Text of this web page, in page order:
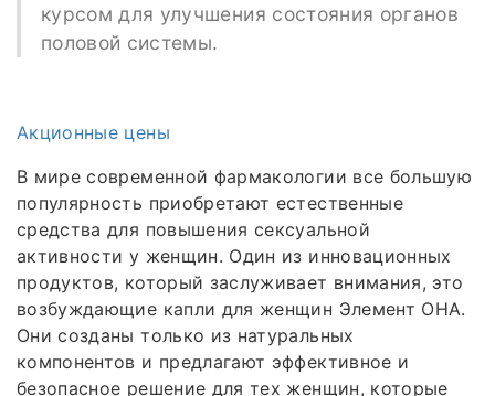
курсом для улучшения состояния органов
половой системы.
Акционные цены
В мире современной фармакологии все большую
популярность приобретают естественные
средства для повышения сексуальной
активности у женщин. Один из инновационных
продуктов, который заслуживает внимания, это
возбуждающие капли для женщин Элемент ОНА.
Они созданы только из натуральных
компонентов и предлагают эффективное и
безопасное решение для тех женщин, которые